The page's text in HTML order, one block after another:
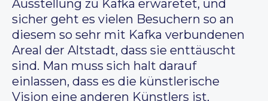
Ausstellung zu Kafka erwaretet, und
sicher geht es vielen Besuchern so an
diesem so sehr mit Kafka verbundenen
Areal der Altstadt, dass sie enttäuscht
sind. Man muss sich halt darauf
einlassen, dass es die künstlerische
Vision eine anderen Künstlers ist,